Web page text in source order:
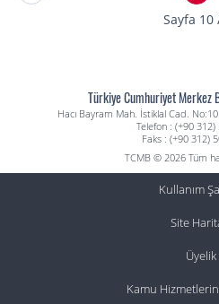
Sayfa 10
Türkiye Cumhuriyet Merkez
Hacı Bayram Mah. İstiklal Cad.
Telefon : (+90
Faks : (+90 312)
TCMB © 2026 Tüm
Kullanım
Site
Üyelik
Kamu